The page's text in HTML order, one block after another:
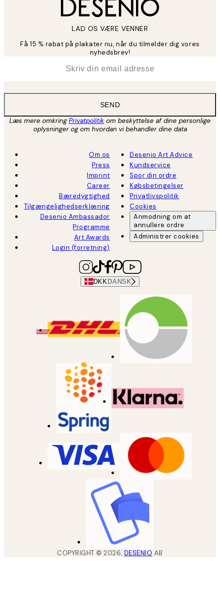
LAD OS VÆRE VENNER
Få 15 % rabat på plakater nu, når du tilmelder dig vores
nyhedsbrev!
SEND
Læs mere omkringPrivatpolitik om beskyttelse af dine personlige
oplysninger og om hvordan vi behandler dine data
Om os
Press
Imprint
Career
Bæredygtighed
Tilgængelighedserklæring
Desenio Ambassador
Programme
Art Awards
Login (forretning)
Desenio Art Advice
Kundservice
Spor din ordre
Købsbetingelser
Privatlivspolitik
Cookies
Anmodning om at
annullere ordre
Administrer cookies
DKK DANSK
COPYRIGHT ©2026, DESENIO AB